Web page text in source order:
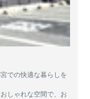
での快適な暮らしを
しゃれな空間で、お